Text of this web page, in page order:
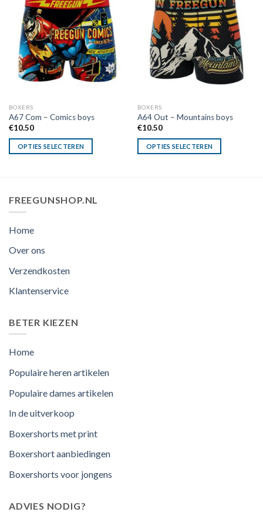
BOXERS
A67 Com – Comics boys
€10.50
OPTIES SELECTEREN
BOXERS
A64 Out – Mountains boys
€10.50
OPTIES SELECTEREN
FREEGUNSHOP.NL
Home
Over ons
Verzendkosten
Klantenservice
BETER KIEZEN
Home
Populaire heren artikelen
Populaire dames artikelen
In de uitverkoop
Boxershorts met print
Boxershort aanbiedingen
Boxershorts voor jongens
ADVIES NODIG?